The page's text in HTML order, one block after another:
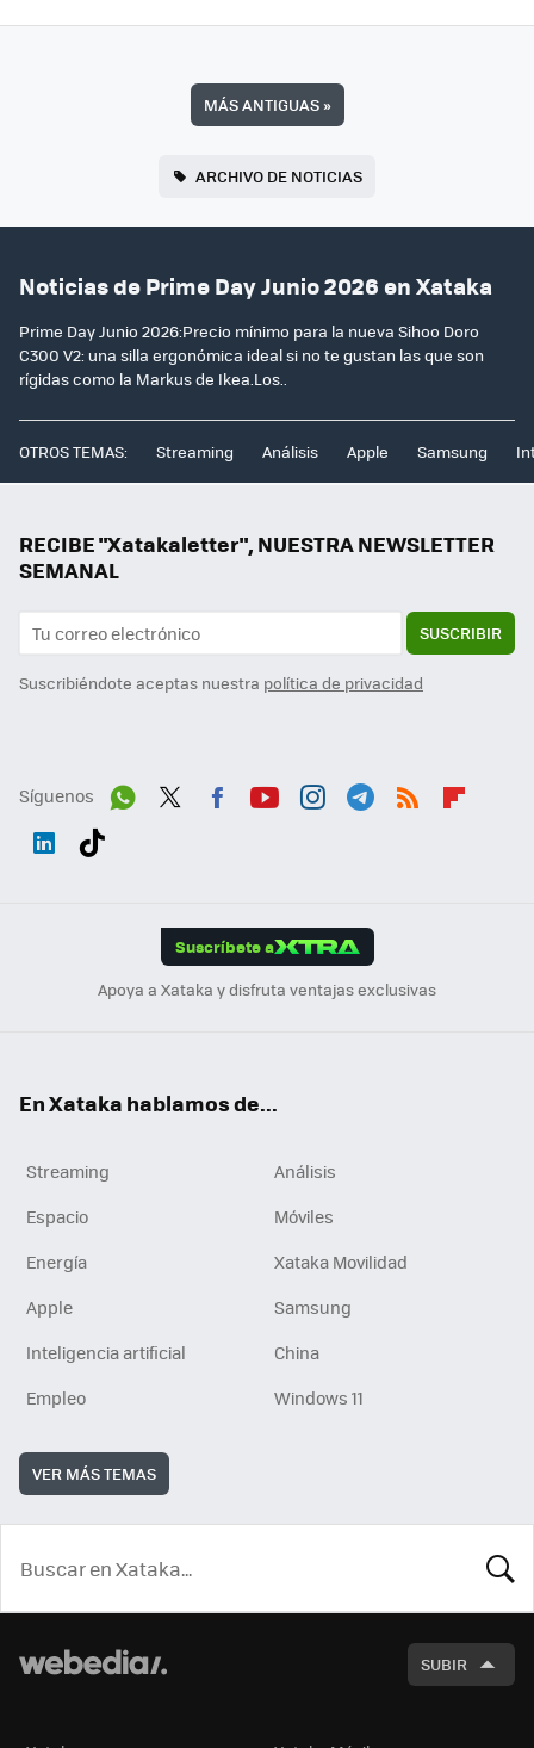
MÁS ANTIGUAS»
ARCHIVO DE NOTICIAS
Noticias de Prime Day Junio 2026 en Xataka
Prime Day Junio 2026:Precio mínimo para la nueva Sihoo Doro
C300 V2: una silla ergonómica ideal si no te gustan las que son
rígidas como la Markus de Ikea.Los..
OTROS TEMAS: Streaming Análisis Apple Samsung
RECIBE "Xatakaletter", NUESTRA NEWSLETTER
SEMANAL
SUSCRIBIR
Suscribiéndote aceptas nuestra política de privacidad
Síguenos
Suscríbete a
Apoya a Xataka y disfruta ventajas exclusivas
En Xataka hablamos de...
Streaming
Análisis
Espacio
Móviles
Energía
Xataka Movilidad
Apple
Samsung
Inteligencia artificial
China
Empleo
Windows 11
VER MÁS TEMAS
SUBIR